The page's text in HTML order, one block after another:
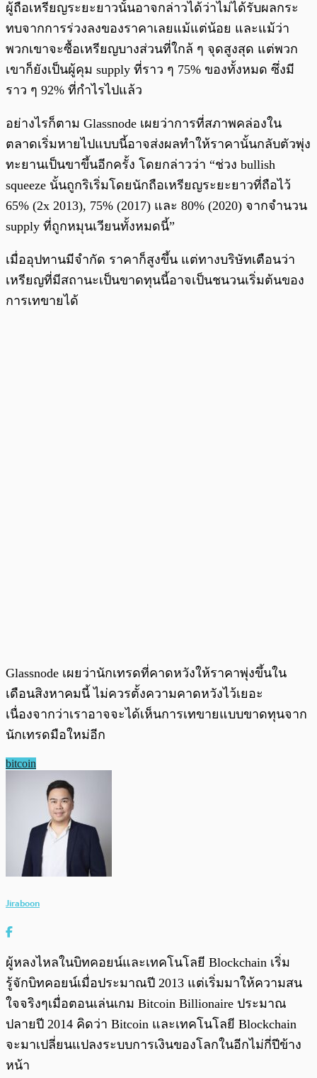
ผู้ถือเหรียญระยะยาวนั้นอาจกล่าวได้ว่าไม่ได้รับผลกระ
ทบจากการร่วงลงของราคาเลยแม้แต่น้อย และแม้ว่า
พวกเขาจะซื้อเหรียญบางส่วนที่ใกล้ ๆ จุดสูงสุด แต่พวก
เขาก็ยังเป็นผู้คุม supply ที่ราว ๆ 75% ของทั้งหมด ซึ่งมี
ราว ๆ 92% ที่กำไรไปแล้ว
อย่างไรก็ตาม Glassnode เผยว่าการที่สภาพคล่องใน
ตลาดเริ่มหายไปแบบนี้อาจส่งผลทำให้ราคานั้นกลับตัวพุ่ง
ทะยานเป็นขาขึ้นอีกครั้ง โดยกล่าวว่า “ช่วง bullish
squeeze นั้นถูกริเริ่มโดยนักถือเหรียญระยะยาวที่ถือไว้
65% (2x 2013), 75% (2017) และ 80% (2020) จากจำนวน
supply ที่ถูกหมุนเวียนทั้งหมดนี้”
เมื่ออุปทานมีจำกัด ราคาก็สูงขึ้น แต่ทางบริษัทเตือนว่า
เหรียญที่มีสถานะเป็นขาดทุนนี้อาจเป็นชนวนเริ่มต้นของ
การเทขายได้
Glassnode เผยว่านักเทรดที่คาดหวังให้ราคาพุ่งขึ้นใน
เดือนสิงหาคมนี้ ไม่ควรตั้งความคาดหวังไว้เยอะ
เนื่องจากว่าเราอาจจะได้เห็นการเทขายแบบขาดทุนจาก
นักเทรดมือใหม่อีก
bitcoin
Jiraboon
ผู้หลงไหลในบิทคอยน์และเทคโนโลยี Blockchain เริ่ม
รู้จักบิทคอยน์เมื่อประมาณปี 2013 แต่เริ่มมาให้ความสน
ใจจริงๆเมื่อตอนเล่นเกม Bitcoin Billionaire ประมาณ
ปลายปี 2014 คิดว่า Bitcoin และเทคโนโลยี Blockchain
จะมาเปลี่ยนแปลงระบบการเงินของโลกในอีกไม่กี่ปีข้าง
หน้า